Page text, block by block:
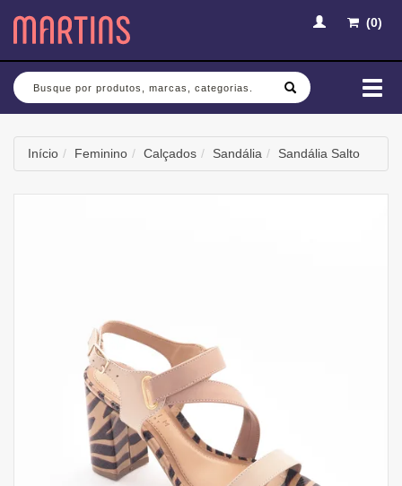
(0)
Busca
Início Feminino Calçados Sandália Sandália Salto